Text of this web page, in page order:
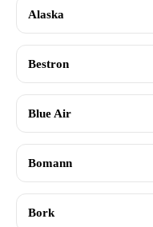
Alaska
Bestron
Blue Air
Bomann
Bork